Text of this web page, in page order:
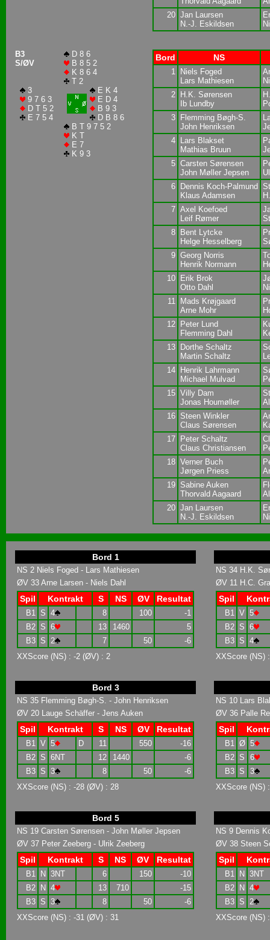
20 Jan Laursen
N.-J. Eskildsen
B3
S/ØV
D 8 6
B 8 5 2
K 8 6 4
T 2
3
9 7 6 3
D T 5 2
E 7 5 4
E K 4
E D 4
B 9 3
D B 8 6
B T 9 7 5 2
K T
E 7
K 9 3
Bord NS
1
Niels Foged
Lars Mathiesen
2
H.K. Sørensen
Ib Lundby
3
Flemming Bøgh-S.
John Henriksen
4
Lars Blakset
Mathias Bruun
5 Carsten Sørensen
John Møller Jepsen
6
Dennis Koch-Palmund
Klaus Adamsen
7 Axel Koefoed
Leif Rømer
8
Bent Lytcke
Helge Hesselberg
9 Georg Norris
Henrik Normann
10
Erik Brok
Otto Dahl
11
Mads Krøjgaard
Arne Mohr
12
Peter Lund
Flemming Dahl
13
Dorthe Schaltz
Martin Schaltz
14
Henrik Lahrmann
Michael Mulvad
15 Villy Dam
Jonas Houmøller
16 Steen Winkler
Claus Sørensen
17
Peter Schaltz
Claus Christiansen
18 Verner Buch
Jørgen Priess
19 Sabine Auken
Thorvald Aagaard
20 Jan Laursen
N.-J. Eskildsen
Bord 1
NS 2 Niels Foged - Lars Mathiesen
ØV 33 Arne Larsen - Niels Dahl
Spil Kontrakt S NS ØV Resultat
B1 S 4 8 100
-1
B2 S 6 13 1460
5
B3 S 2 7 50
-6
XXScore (NS) : -2 (ØV) : 2
NS 34 H.K.
ØV 11 H.C.
Spil
B1 V 5
B2 S 6
B3 S 4
XXScore (NS)
Bord 3
NS 35 Flemming Bøgh-S. - John Henriksen
ØV 20 Lauge Schäffer - Jens Auken
Spil Kontrakt S NS ØV Resultat
B1 V 5 D 11 550
-16
B2 S 6NT 12 1440
-6
B3 S 3 8 50
-6
XXScore (NS) : -28 (ØV) : 28
NS 10 Lars
ØV 36 Palle
Spil
B1 Ø 5
B2 S
6
B3 S
3
XXScore (NS)
Bord 5
NS 19 Carsten Sørensen - John Møller Jepsen
ØV 37 Peter Zeeberg - Ulrik Zeeberg
Spil Kontrakt S NS ØV Resultat
B1 N 3NT 6 150
-10
B2
N 4 13 710
-15
B3 S 3 8 50
-6
XXScore (NS) : -31 (ØV) : 31
NS 9 Dennis
ØV 38 Steen
Spil
B1 N
3NT
B2
N 4
B3 S 2
XXScore (NS)